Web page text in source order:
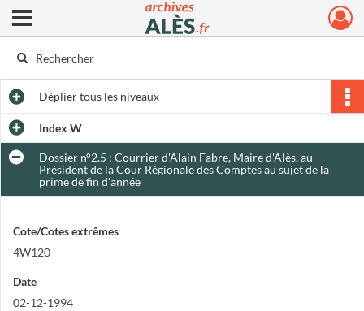
Archives municipales d'Alès
Ouvrir le menu déroulant
Dépliertous les niveaux
Index W
Dossier n°2.5 : Courrier d'Alain Fabre, Maire d'Alès, au
Président de la Cour Régionale des Comptes au sujet de la
prime de fin d'année
Cote/Cotes extrêmes
4W120
Date
02-12-1994